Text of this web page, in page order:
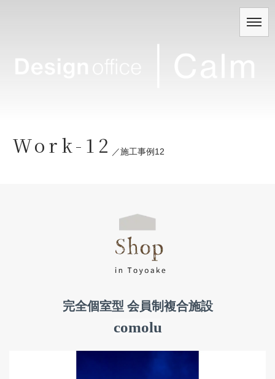
Work-12 ／施工事例12
完全個室型 会員制複合施設
comolu